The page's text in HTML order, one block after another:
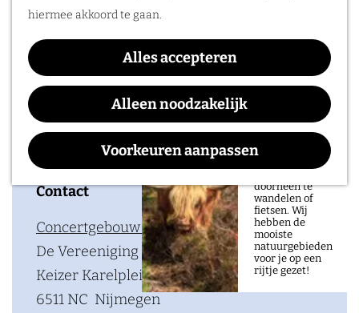
hiermee akkoord te gaan.
Alles accepteren
Alleen noodzakelijk
Voorkeuren aanpassen
i
e
e
Routeplanner
Natuurgebieden
in het Rijk van
natuur in het Rijk
van Nijmegen is
doorheen te
wandelen of
fietsen. Wij
hebben de
mooiste
natuurgebieden
voor je op een
rijtje gezet!
Vereeniging
woensdag 28
Contact
Concertgebouw De Vereeniging
De Vereeniging Café-Restaurant
Keizer Karelplein 2d
6511 NC Nijmegen